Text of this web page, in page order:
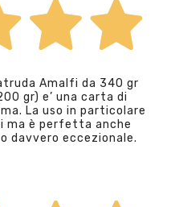
Amalfi da 340 gr
gr) e’ una carta di
La uso in particolare
ma è perfetta anche
davvero eccezionale.